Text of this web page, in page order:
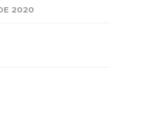
2020